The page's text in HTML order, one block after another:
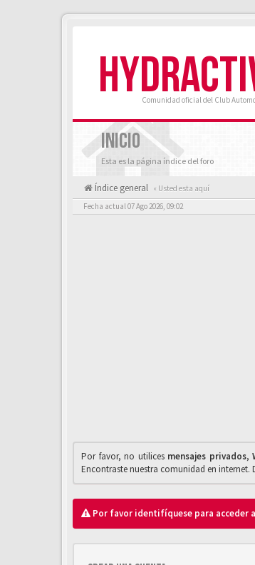
Comunidad oficial del Club
INICIO
Esta es la página índice del foro
Índice general « Usted esta aquí
Fecha actual 07 Ago 2026, 09:02
Por favor, no utilices mensajes privados,
Encontraste nuestra comunidad en
Por favor identifíquese para acceder